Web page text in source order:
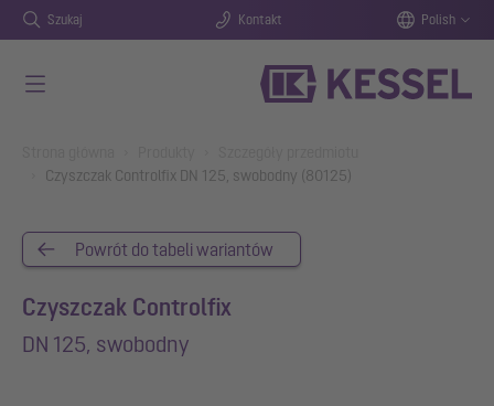
Szukaj Kontakt Polish
Czyszczak Controlfix DN 125, swobodny (80125)
Powrót do tabeli wariantów
Czyszczak Controlfix
DN 125, swobodny